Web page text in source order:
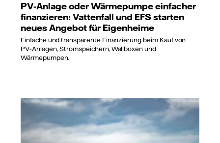
PV-Anlage oder Wärmepumpe einfacher
finanzieren: Vattenfall und EFS starten
neues Angebot für Eigenheime
Einfache und transparente Finanzierung beim Kauf von
PV‑Anlagen, Stromspeichern, Wallboxen und
Wärmepumpen.